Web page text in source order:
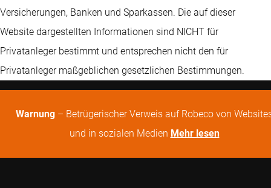
Versicherungen, Banken und Sparkassen. Die auf dieser
Website dargestellten Informationen sind NICHT für
Privatanleger bestimmt und entsprechen nicht den für
Privatanleger maßgeblichen gesetzlichen Bestimmungen.
Warnung – Betrügerischer Verweis auf Robeco von
und in sozialen Medien Mehr lesen